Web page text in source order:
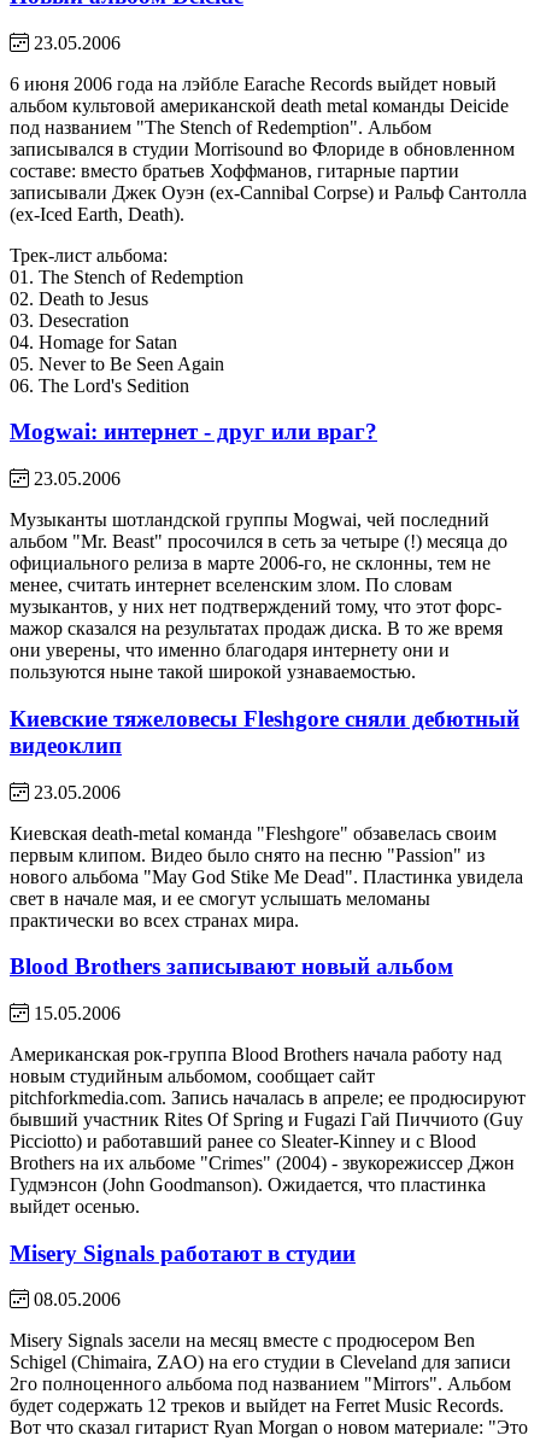
23.05.2006
6 июня 2006 года на лэйбле Earache Records выйдет новый
альбом культовой американской death metal команды Deicide
под названием "The Stench of Redemption". Альбом
записывался в студии Morrisound во Флориде в обновленном
составе: вместо братьев Хоффманов, гитарные партии
записывали Джек Оуэн (ex-Cannibal Corpse) и Ральф Сантолла
(ex-Iced Earth, Death).
Трек-лист альбома:
01. The Stench of Redemption
02. Death to Jesus
03. Desecration
04. Homage for Satan
05. Never to Be Seen Again
06. The Lord's Sedition
Mogwai: интернет - друг или враг?
23.05.2006
Музыканты шотландской группы Mogwai, чей последний
альбом "Mr. Beast" просочился в сеть за четыре (!) месяца до
официального релиза в марте 2006-го, не склонны, тем не
менее, считать интернет вселенским злом. По словам
музыкантов, у них нет подтверждений тому, что этот форс-
мажор сказался на результатах продаж диска. В то же время
они уверены, что именно благодаря интернету они и
пользуются ныне такой широкой узнаваемостью.
Киевские тяжеловесы Fleshgore сняли дебютный
видеоклип
23.05.2006
Киевская death-metal команда "Fleshgore" обзавелась своим
первым клипом. Видео было снято на песню "Passion" из
нового альбома "May God Stike Me Dead". Пластинка увидела
свет в начале мая, и ее смогут услышать меломаны
практически во всех странах мира.
Blood Brothers записывают новый альбом
15.05.2006
Американская рок-группа Blood Brothers начала работу над
новым студийным альбомом, сообщает сайт
pitchforkmedia.com. Запись началась в апреле; ее продюсируют
бывший участник Rites Of Spring и Fugazi Гай Пиччиото (Guy
Picciotto) и работавший ранее со Sleater-Kinney и с Blood
Brothers на их альбоме "Crimes" (2004) - звукорежиссер Джон
Гудмэнсон (John Goodmanson). Ожидается, что пластинка
выйдет осенью.
Misery Signals работают в студии
08.05.2006
Misery Signals засели на месяц вместе с продюсером Ben
Schigel (Chimaira, ZAO) на его студии в Cleveland для записи
2го полноценного альбома под названием "Mirrors". Альбом
будет содержать 12 треков и выйдет на Ferret Music Records.
Вот что сказал гитарист Ryan Morgan о новом материале: "Это